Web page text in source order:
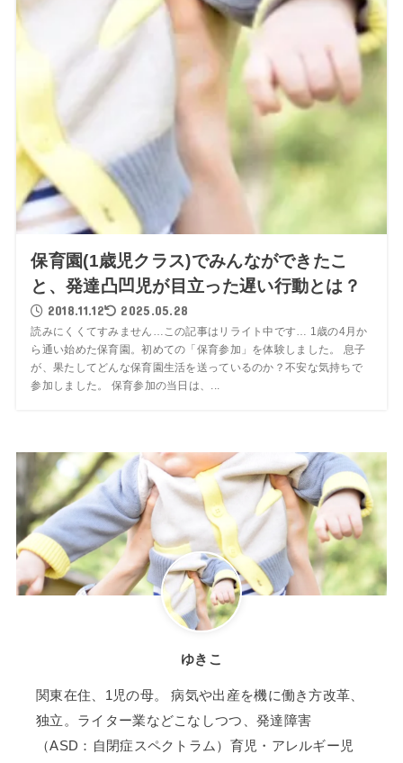
保育園(1歳児クラス)でみんなができたこ
と、発達凸凹児が目立った遅い行動とは？
2018.11.12 2025.05.28
読みにくくてすみません…この記事はリライト中です… 1歳の4月か
ら通い始めた保育園。初めての「保育参加」を体験しました。 息子
が、果たしてどんな保育園生活を送っているのか？不安な気持ちで
参加しました。 保育参加の当日は、...
ゆきこ
関東在住、1児の母。 病気や出産を機に働き方改革、
独立。ライター業などこなしつつ、発達障害
（ASD：自閉症スペクトラム）育児・アレルギー児